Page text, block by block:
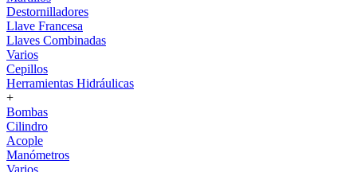
Destornilladores
Llave Francesa
Llaves Combinadas
Varios
Cepillos
Herramientas Hidráulicas
+
Bombas
Cilindro
Acople
Manómetros
Varios